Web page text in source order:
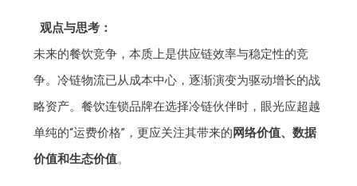
观点与思考：
未来的餐饮竞争，本质上是供应链效率与稳定性的竞
争。冷链物流已从成本中心，逐渐演变为驱动增长的战
略资产。餐饮连锁品牌在选择冷链伙伴时，眼光应超越
单纯的“运费价格”，更应关注其带来的 网络价值、数据
价值和生态价值。